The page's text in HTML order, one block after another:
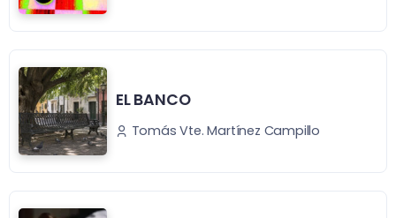
EL BANCO
Tomás Vte. Martínez Campillo